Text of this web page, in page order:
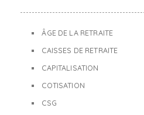
ÂGE DE LA RETRAITE
CAISSES DE RETRAITE
CAPITALISATION
COTISATION
CSG